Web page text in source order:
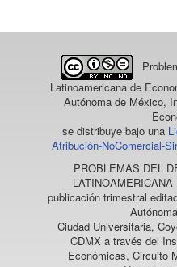
Latinoamericana de
Autónoma de México,
se distribuye bajo una
Atribución-NoComercial-
PROBLEMAS DEL
publicación trimestral
Ciudad Universitaria,
CDMX a través del
Económicas, Circuito